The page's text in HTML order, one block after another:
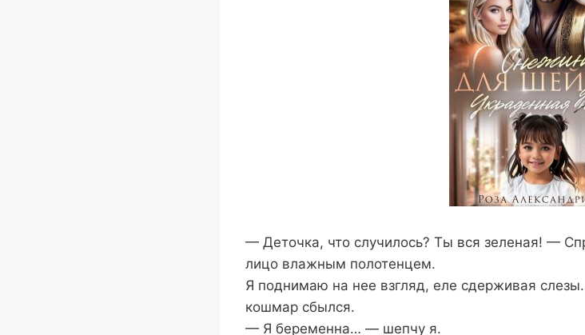
— Деточка, что случилось? Ты вся зеленая! —
лицо влажным полотенцем.
Я поднимаю на нее взгляд, еле сдерживая
кошмар сбылся.
— Я беременна… — шепчу я.